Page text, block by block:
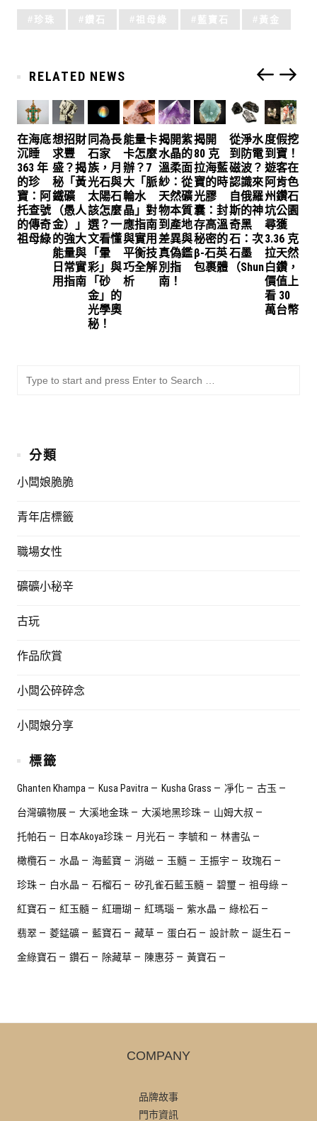
Tagged
珍珠 鑽石 祖母綠 藍寶石 黃金
RELATED NEWS
在海底
沉睡
363 年
的珍
寶：阿
托查號
的傳奇
祖母綠
想招財
求豐
盛？揭
秘「黃
鐵礦
（愚人
金）」
的強大
能量與
日常實
用指南
同為長
石家
族，月
光石與
太陽石
該怎麼
選？一
文看懂
「暈
彩」與
「砂
金」的
光學奧
秘！
能量卡
卡怎麼
辦？7
大「脈
輪水
晶」對
應指南
與實用
平衡技
巧全解
析
揭開紫
水晶的
溫柔面
紗：從
天然礦
物本質
到產地
差異與
真偽鑑
別指
南！
揭開
80 克
拉海藍
寶的時
光膠
囊：封
存高溫
秘密的
β-石英
包裹體
從淨水
到防電
磁波？
認識來
自俄羅
斯的神
奇黑
石：次
石墨
（Shungite）
度假挖
到寶！
遊客在
阿肯色
州鑽石
坑公園
尋獲
3.36 克
拉天然
白鑽，
價值上
看 30
萬台幣
分類
小闆娘脆脆
青年店標籤
職場女性
礦礦小秘辛
古玩
作品欣賞
小闆公碎碎念
小闆娘分享
標籤
Ghanten Khampa Kusa Pavitra Kusha Grass 凈化 古玉
台灣礦物展 大溪地金珠 大溪地黑珍珠 山姆大叔
托帕石 日本Akoya珍珠 月光石 李毓和 林書弘
橄欖石 水晶 海藍寶 消磁 玉髓 王振宇 玫瑰石
珍珠 白水晶 石榴石 矽孔雀石藍玉髓 碧璽 祖母綠
紅寶石 紅玉髓 紅珊瑚 紅瑪瑙 紫水晶 綠松石
翡翠 菱錳礦 藍寶石 藏草 蛋白石 設計款 誕生石
金綠寶石 鑽石 除藏草 陳惠芬 黃寶石
COMPANY
品牌故事
門市資訊